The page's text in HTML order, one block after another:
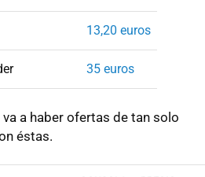
13,20 euros
35 euros
a haber ofertas de tan solo
éstas.